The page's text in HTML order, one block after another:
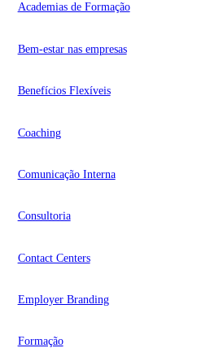
Academias de Formação
Bem-estar nas empresas
Benefícios Flexíveis
Coaching
Comunicação Interna
Consultoria
Contact Centers
Employer Branding
Formação